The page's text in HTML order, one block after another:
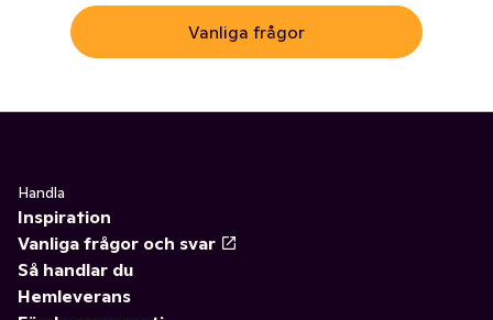
Vanliga frågor
Handla
Inspiration
Vanliga frågor och svar
Så handlar du
Hemleverans